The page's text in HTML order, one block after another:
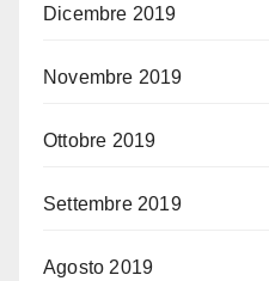
Dicembre 2019
Novembre 2019
Ottobre 2019
Settembre 2019
Agosto 2019